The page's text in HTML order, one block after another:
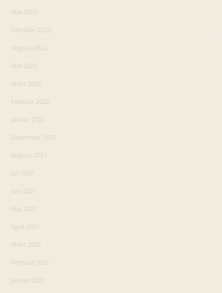
Mai 2023
Oktober 2022
August 2022
Mai 2022
März 2022
Februar 2022
Januar 2022
Dezember 2021
August 2021
Juli 2021
Juni 2021
Mai 2021
April 2021
März 2021
Februar 2021
Januar 2021